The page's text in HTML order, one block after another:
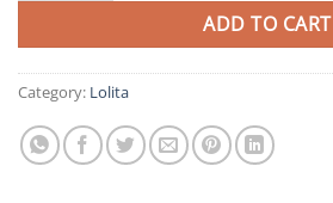
ADD TO CART
Category: Lolita